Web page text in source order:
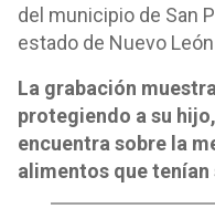
del municipio de San
estado de Nuevo
La grabación
protegiendo a su
encuentra sobre la
alimentos que tenían